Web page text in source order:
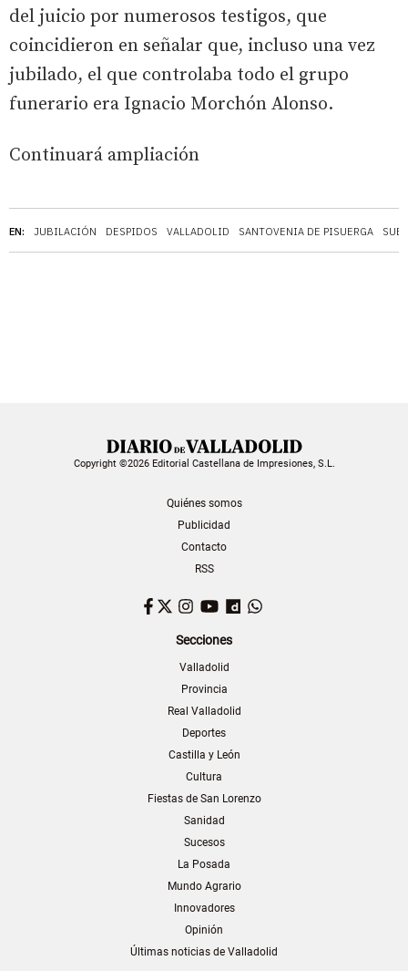
EN: JUBILACIÓN DESPIDOS VALLADOLID SANTOVENIA DE PISUERGA
del juicio por numerosos testigos, que
coincidieron en señalar que, incluso una vez
jubilado, el que controlaba todo el grupo
funerario era Ignacio Morchón Alonso.
Continuará ampliación
Copyright ©2026 Editorial Castellana de Impresiones, S.L.
Quiénes somos
Publicidad
Contacto
RSS
Facebook
TwitterInstagram
YouTubeDailymotion
Secciones
Valladolid
Provincia
Real Valladolid
Deportes
Castilla y León
Cultura
Fiestas de San Lorenzo
Sanidad
Sucesos
La Posada
Mundo Agrario
Innovadores
Opinión
Últimas noticias de Valladolid